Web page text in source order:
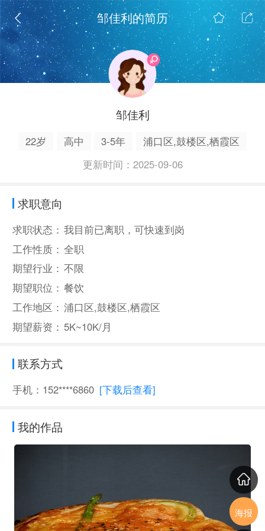
邹佳利的简历
邹佳利
22岁 高中 3-5年
浦口区,鼓楼区,栖霞区
更新时间：2025-09-06
求职意向
求职状态： 我目前已离职，可快速到岗
工作性质： 全职
期望行业： 不限
期望职位： 餐饮
工作地区： 浦口区,鼓楼区,栖霞区
期望薪资： 5K~10K/月
联系方式
手机：152****6860 [下载后查看]
我的作品
海报